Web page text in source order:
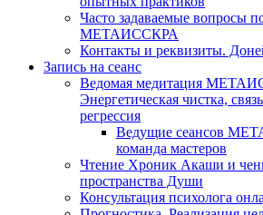
Часто задаваемые вопросы
МЕТАИССКРА
Контакты и реквизиты.
Запись на сеанс
Ведомая медитация
Энергетическая чистка,
регрессия
Ведущие сеансов
команда мастеров
Чтение Хроник Акаши и
пространства Души
Консультация психолога